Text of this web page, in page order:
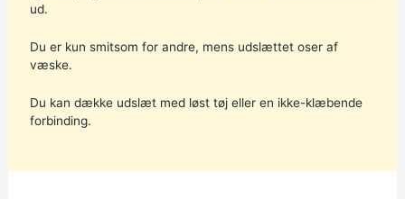
ud.
Du er kun smitsom for andre, mens udslættet oser af
væske.
Du kan dække udslæt med løst tøj eller en ikke-klæbende
forbinding.